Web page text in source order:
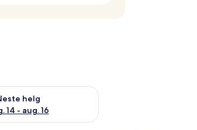
helg
14 - aug. 16
for neste helg, aug. 14 - aug. 16